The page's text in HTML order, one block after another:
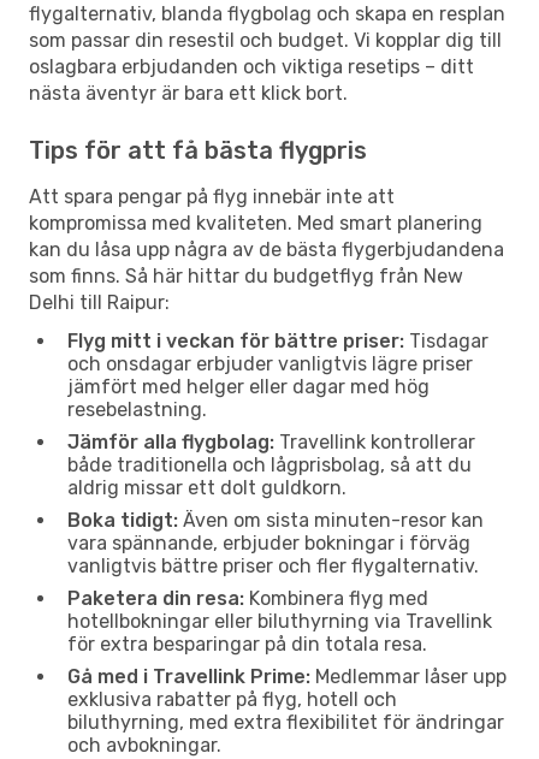
flygalternativ, blanda flygbolag och skapa en resplan
som passar din resestil och budget. Vi kopplar dig till
oslagbara erbjudanden och viktiga resetips – ditt
nästa äventyr är bara ett klick bort.
Tips för att få bästa flygpris
Att spara pengar på flyg innebär inte att
kompromissa med kvaliteten. Med smart planering
kan du låsa upp några av de bästa flygerbjudandena
som finns. Så här hittar du budgetflyg från New
Delhi till Raipur:
Flyg mitt i veckan för bättre priser: Tisdagar
och onsdagar erbjuder vanligtvis lägre priser
jämfört med helger eller dagar med hög
resebelastning.
Jämför alla flygbolag: Travellink kontrollerar
både traditionella och lågprisbolag, så att du
aldrig missar ett dolt guldkorn.
Boka tidigt: Även om sista minuten-resor kan
vara spännande, erbjuder bokningar i förväg
vanligtvis bättre priser och fler flygalternativ.
Paketera din resa: Kombinera flyg med
hotellbokningar eller biluthyrning via Travellink
för extra besparingar på din totala resa.
Gå med i Travellink Prime: Medlemmar låser upp
exklusiva rabatter på flyg, hotell och
biluthyrning, med extra flexibilitet för ändringar
och avbokningar.